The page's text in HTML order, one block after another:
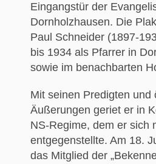
Eingangstür der
Dornholzhausen. Die
Paul Schneider (1897-
bis 1934 als Pfarrer in
sowie im benachbarten
Mit seinen Predigten und
Äußerungen geriet er in
NS-Regime, dem er sich
entgegenstellte. Am 18.
das Mitglied der